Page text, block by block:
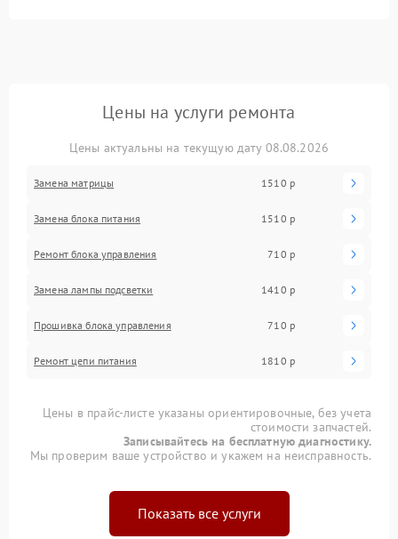
Цены на услуги ремонта
Цены актуальны на текущую дату 08.08.2026
Замена матрицы 1510 р
Замена блока питания 1510 р
Ремонт блока управления 710 р
Замена лампы подсветки 1410 р
Прошивка блока управления 710 р
Ремонт цепи питания 1810 р
Цены в прайс-листе указаны ориентировочные, без учета
стоимости запчастей.
Записывайтесь на бесплатную диагностику.
Мы проверим ваше устройство и укажем на неисправность.
Показать все услуги